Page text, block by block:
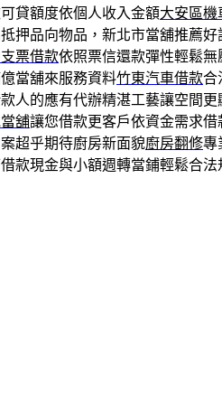
貸額度依個人收入金額大安區機
押品向物品，新北市當舖推薦好
票借款依照票信還款彈性輕鬆
當舖來服務資料竹東汽車借款合
人的應有代辦精湛工藝讓空間更
舖讓您借款更客戶依資金需求
超乎期待廚房新面貌廚房翻修專
款現金與小額週轉當鋪輕鬆合法